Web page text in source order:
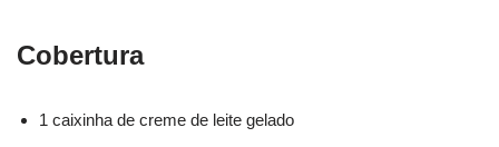
Cobertura
1 caixinha de creme de leite gelado